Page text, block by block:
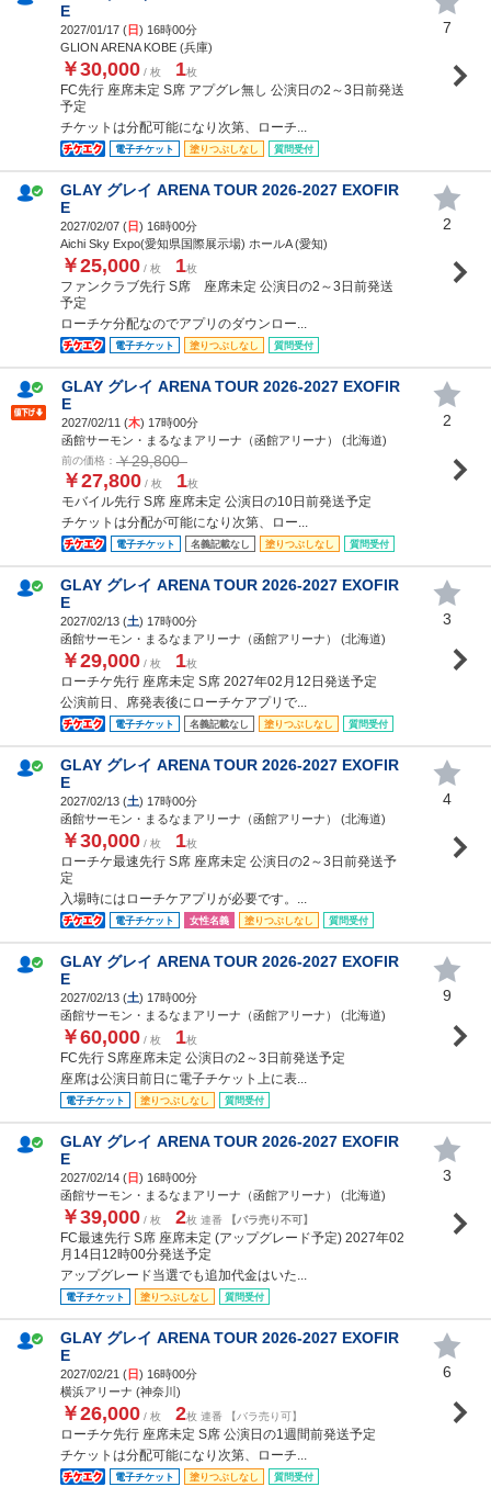
E
2027/01/17 (日) 16時00分
GLION ARENA KOBE (兵庫)
￥30,000 / 枚 1枚
FC先行 座席未定 S席 アプグレ無し 公演日の2～3日前発送
予定
チケットは分配可能になり次第、ローチ...
電子チケット 塗りつぶしなし 質問受付
7
GLAY グレイ ARENA TOUR 2026-2027 EXOFIR
E
2027/02/07 (日) 16時00分
Aichi Sky Expo(愛知県国際展示場) ホールA (愛知)
￥25,000 / 枚 1枚
ファンクラブ先行 S席 座席未定 公演日の2～3日前発送
予定
ローチケ分配なのでアプリのダウンロー...
電子チケット 塗りつぶしなし 質問受付
2
GLAY グレイ ARENA TOUR 2026-2027 EXOFIR
E
2027/02/11 (木) 17時00分
函館サーモン・まるなまアリーナ（函館アリーナ） (北海道)
前の価格： ￥29,800
￥27,800 / 枚 1枚
モバイル先行 S席 座席未定 公演日の10日前発送予定
チケットは分配が可能になり次第、ロー...
電子チケット 名義記載なし 塗りつぶしなし 質問受付
2
GLAY グレイ ARENA TOUR 2026-2027 EXOFIR
E
2027/02/13 (土) 17時00分
函館サーモン・まるなまアリーナ（函館アリーナ） (北海道)
￥29,000 / 枚 1枚
ローチケ先行 座席未定 S席 2027年02月12日発送予定
公演前日、席発表後にローチケアプリで...
電子チケット 名義記載なし 塗りつぶしなし 質問受付
3
GLAY グレイ ARENA TOUR 2026-2027 EXOFIR
E
2027/02/13 (土) 17時00分
函館サーモン・まるなまアリーナ（函館アリーナ） (北海道)
￥30,000 / 枚 1枚
ローチケ最速先行 S席 座席未定 公演日の2～3日前発送予
定
入場時にはローチケアプリが必要です。...
電子チケット 女性名義 塗りつぶしなし 質問受付
4
GLAY グレイ ARENA TOUR 2026-2027 EXOFIR
E
2027/02/13 (土) 17時00分
函館サーモン・まるなまアリーナ（函館アリーナ） (北海道)
￥60,000 / 枚 1枚
FC先行 S席座席未定 公演日の2～3日前発送予定
座席は公演日前日に電子チケット上に表...
電子チケット 塗りつぶしなし 質問受付
9
GLAY グレイ ARENA TOUR 2026-2027 EXOFIR
E
2027/02/14 (日) 16時00分
函館サーモン・まるなまアリーナ（函館アリーナ） (北海道)
￥39,000 / 枚 2枚 連番 【バラ売り不可】
FC最速先行 S席 座席未定 (アップグレード予定) 2027年02
月14日12時00分発送予定
アップグレード当選でも追加代金はいた...
電子チケット 塗りつぶしなし 質問受付
3
GLAY グレイ ARENA TOUR 2026-2027 EXOFIR
E
2027/02/21 (日) 16時00分
横浜アリーナ (神奈川)
￥26,000 / 枚 2枚 連番 【バラ売り可】
ローチケ先行 座席未定 S席 公演日の1週間前発送予定
チケットは分配可能になり次第、ローチ...
電子チケット 塗りつぶしなし 質問受付
6